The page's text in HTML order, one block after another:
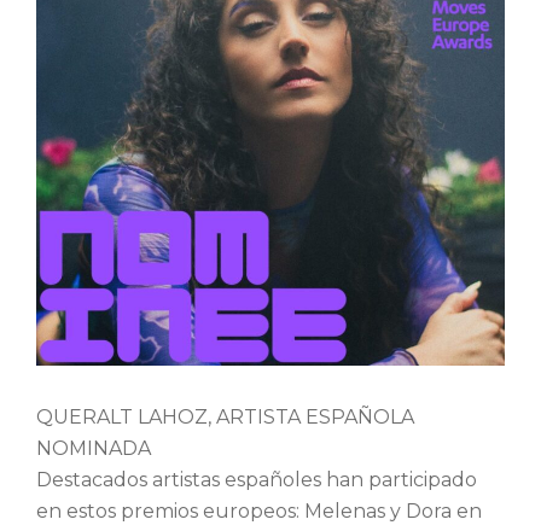
QUERALT LAHOZ, ARTISTA ESPAÑOLA
NOMINADA
Destacados artistas españoles han participado
en estos premios europeos: Melenas y Dora en